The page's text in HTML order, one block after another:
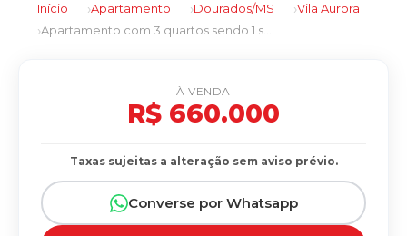
Início Apartamento Dourados/MS
Vila Aurora
À VENDA
R$ 660.000
Taxas sujeitas a alteração sem aviso prévio.
Converse por Whatsapp